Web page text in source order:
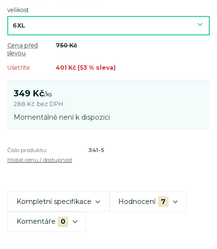
velikost
Cena před
slevou
750 Kč
Ušetříte 401 Kč (53 % sleva)
349 Kč/ks
288 Kč bez DPH
Momentálně není k dispozici
Číslo produktu:
341-5
Hlídat cenu / dostupnost
Kompletní specifikace Hodnocení 7
Komentáře 0